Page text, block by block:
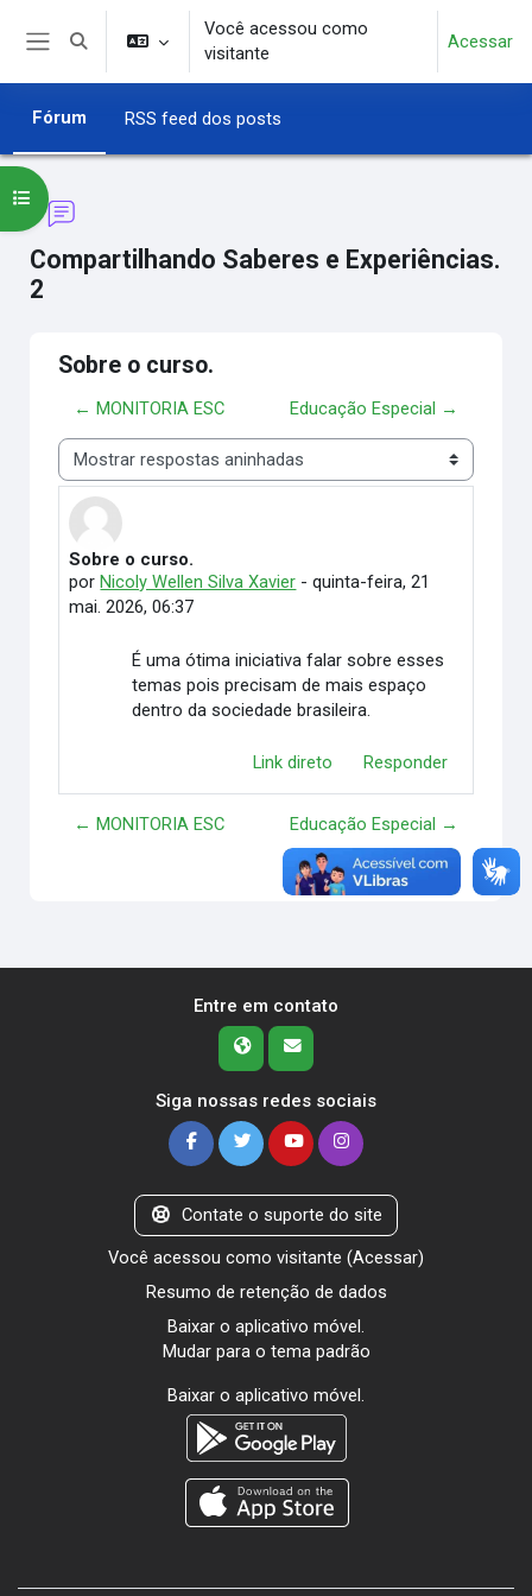
Ir para o conteúdo principal
Alternar entrada de pesquisa
Você acessou como
visitante
Acessar
Fórum RSS feed dos posts
Compartilhando Saberes e Experiências.
2
Abrir índice do curso
Sobre o curso.
← MONITORIA ESC Educação Especial →
Modo de visualização
Sobre o curso.
por Nicoly Wellen Silva Xavier -quinta-feira, 21
mai. 2026, 06:37
Número de respostas: 0
É uma ótima iniciativa falar sobre esses
temas pois precisam de mais espaço
dentro da sociedade brasileira.
Link direto Responder
← MONITORIA ESC Educação Especial →
Entre em contato
Siga nossas redes sociais
Contate o suporte do site
Você acessou como visitante (Acessar)
Resumo de retenção de dados
Baixar o aplicativo móvel.
Mudar para o tema padrão
Baixar o aplicativo móvel.